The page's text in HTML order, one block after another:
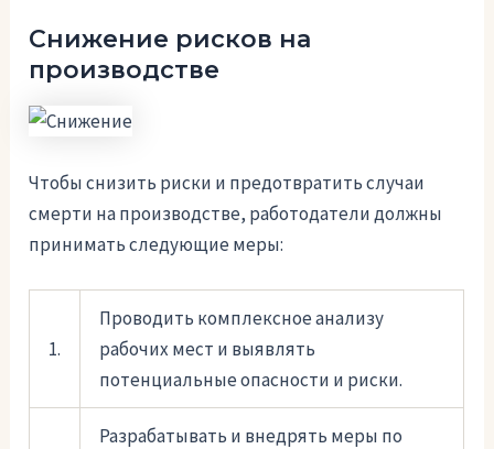
Снижение рисков на
производстве
Чтобы снизить риски и предотвратить случаи
смерти на производстве, работодатели должны
принимать следующие меры:
1.
Проводить комплексное анализу
рабочих мест и выявлять
потенциальные опасности и риски.
Разрабатывать и внедрять меры по